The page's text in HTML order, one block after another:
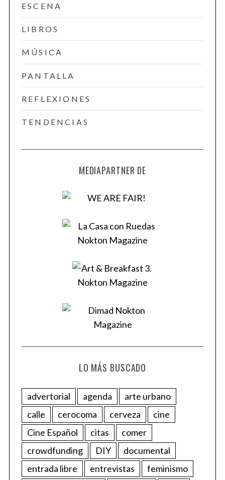
ESCENA
LIBROS
MÚSICA
PANTALLA
REFLEXIONES
TENDENCIAS
MEDIAPARTNER DE
LO MÁS BUSCADO
advertorial agenda
arte urbano
calle
cerocoma cerveza
cine
Cine Español
citas
comer
crowdfunding
DIY
documental
entrada libre
entrevistas
feminismo